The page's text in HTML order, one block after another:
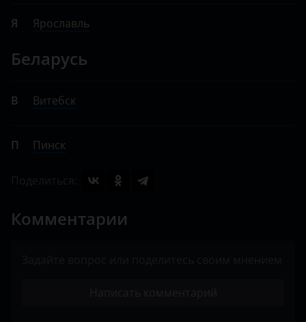
Я Ярославль
Беларусь
В Витебск
П Пинск
Комментарии